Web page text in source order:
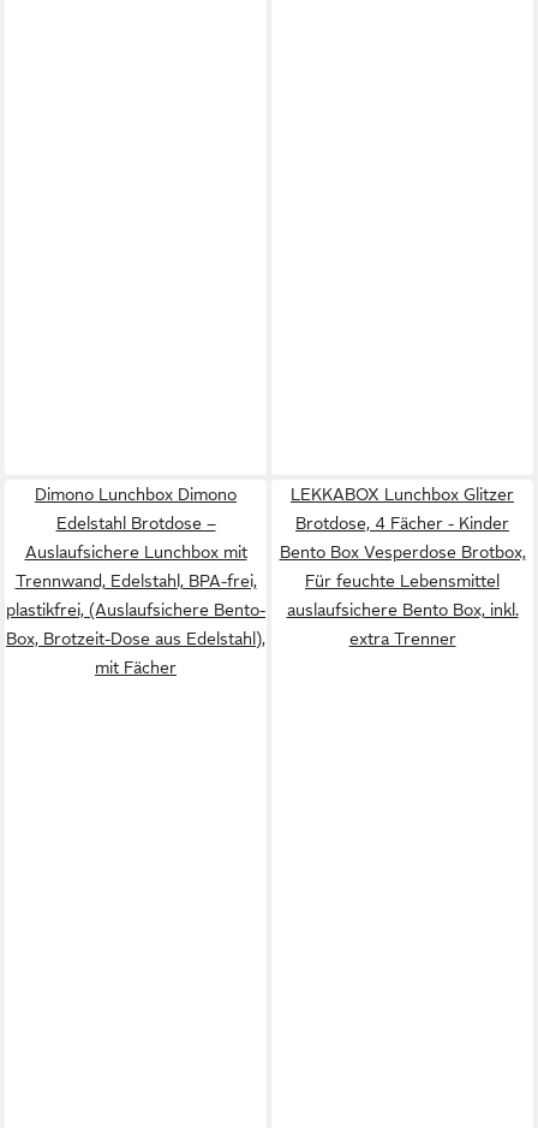
Dimono Lunchbox Dimono
Edelstahl Brotdose –
Auslaufsichere Lunchbox mit
Trennwand, Edelstahl, BPA-frei,
plastikfrei, (Auslaufsichere Bento-
Box, Brotzeit-Dose aus Edelstahl),
mit Fächer
LEKKABOX Lunchbox Glitzer
Brotdose, 4 Fächer - Kinder
Bento Box Vesperdose Brotbox,
Für feuchte Lebensmittel
auslaufsichere Bento Box, inkl.
extra Trenner